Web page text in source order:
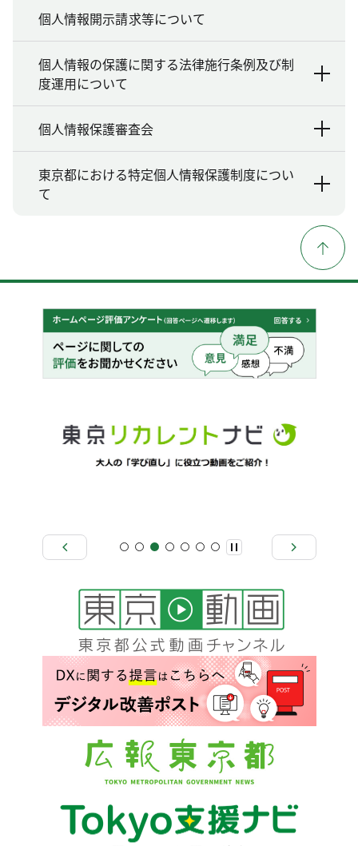
個人情報開示請求等について
個人情報の保護に関する法律施行条例及び制
度運用について
個人情報保護審査会
東京都における特定個人情報保護制度につい
て